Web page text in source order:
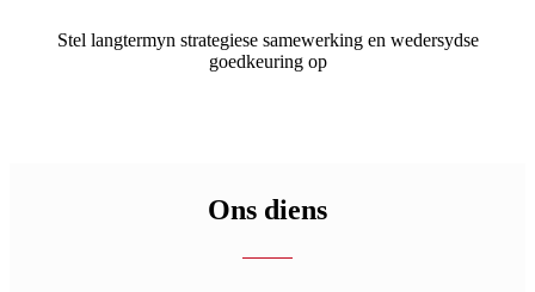
Stel langtermyn strategiese samewerking en wedersydse
goedkeuring op
Ons diens